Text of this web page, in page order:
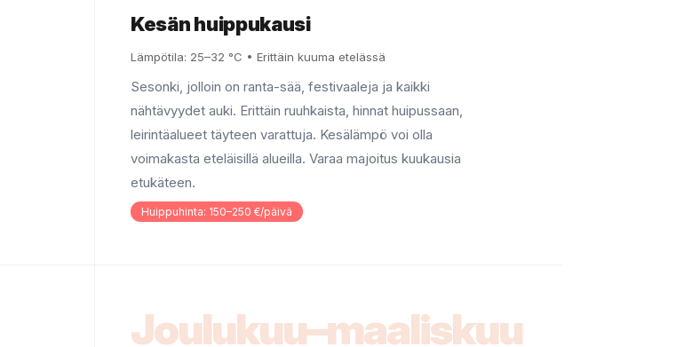
Kesän huippukausi
Lämpötila: 25–32 °C • Erittäin kuuma etelässä
Sesonki, jolloin on ranta-sää, festivaaleja ja kaikki
nähtävyydet auki. Erittäin ruuhkaista, hinnat huipussaan,
leirintäalueet täyteen varattuja. Kesälämpö voi olla
voimakasta eteläisillä alueilla. Varaa majoitus kuukausia
etukäteen.
Huippuhinta: 150–250 €/päivä
Joulukuu–maaliskuu